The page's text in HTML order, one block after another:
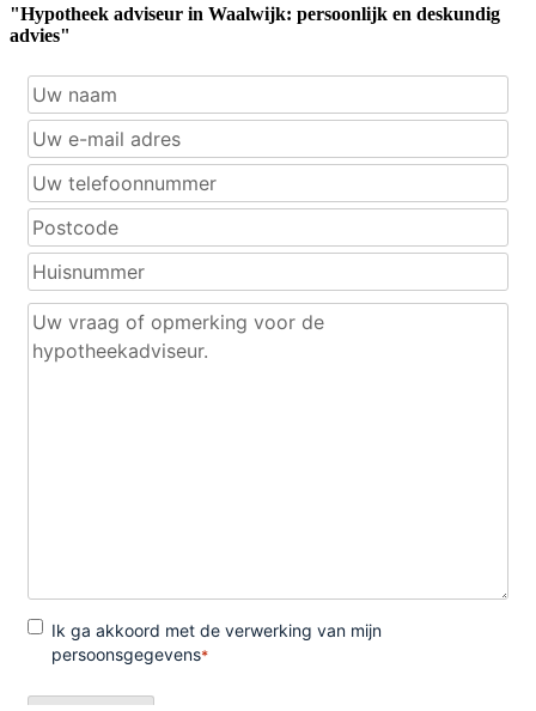
"Hypotheek adviseur in Waalwijk: persoonlijk en deskundig
advies"